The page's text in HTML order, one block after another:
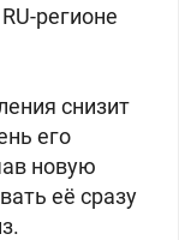
регионе
снизит
его
новую
её сразу